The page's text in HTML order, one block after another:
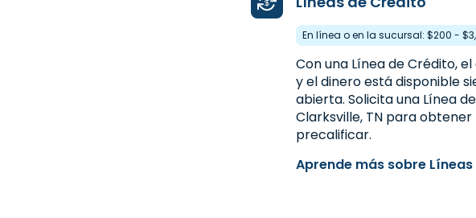
En línea o en la sucursal: $200 -
Con una Línea de Crédito,
y el dinero está disponible
abierta. Solicita una Línea
Clarksville, TN para
precalificar.
Aprende más sobre